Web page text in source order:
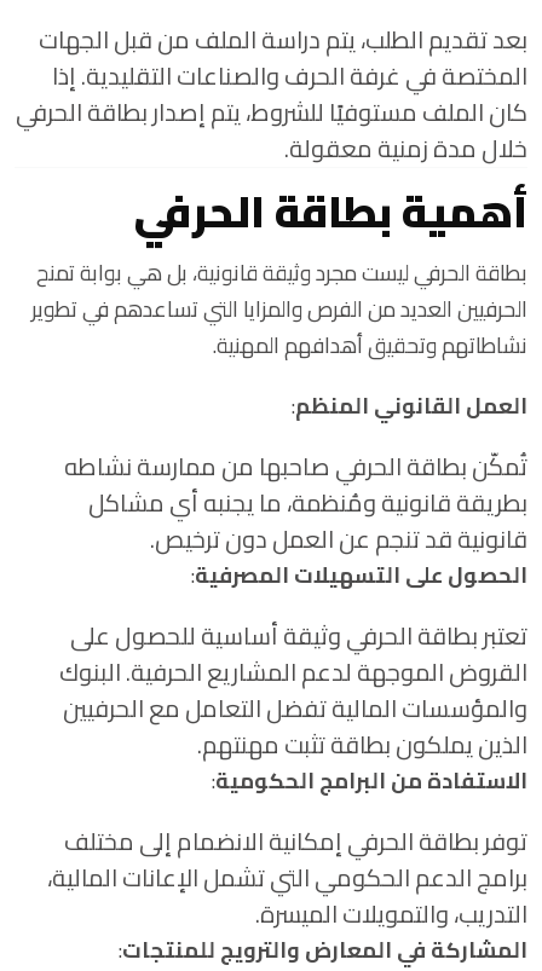
بعد تقديم الطلب، يتم دراسة الملف من قبل الجهات
المختصة في غرفة الحرف والصناعات التقليدية. إذا
كان الملف مستوفيًا للشروط، يتم إصدار بطاقة الحرفي
خلال مدة زمنية معقولة.
أهمية بطاقة الحرفي
بطاقة الحرفي ليست مجرد وثيقة قانونية، بل هي بوابة تمنح
الحرفيين العديد من الفرص والمزايا التي تساعدهم في تطوير
نشاطاتهم وتحقيق أهدافهم المهنية.
العمل القانوني المنظم:
تُمكّن بطاقة الحرفي صاحبها من ممارسة نشاطه
بطريقة قانونية ومُنظمة، ما يجنبه أي مشاكل
قانونية قد تنجم عن العمل دون ترخيص.
الحصول على التسهيلات المصرفية:
تعتبر بطاقة الحرفي وثيقة أساسية للحصول على
القروض الموجهة لدعم المشاريع الحرفية. البنوك
والمؤسسات المالية تفضل التعامل مع الحرفيين
الذين يملكون بطاقة تثبت مهنتهم.
الاستفادة من البرامج الحكومية:
توفر بطاقة الحرفي إمكانية الانضمام إلى مختلف
برامج الدعم الحكومي التي تشمل الإعانات المالية،
التدريب، والتمويلات الميسرة.
المشاركة في المعارض والترويج للمنتجات: